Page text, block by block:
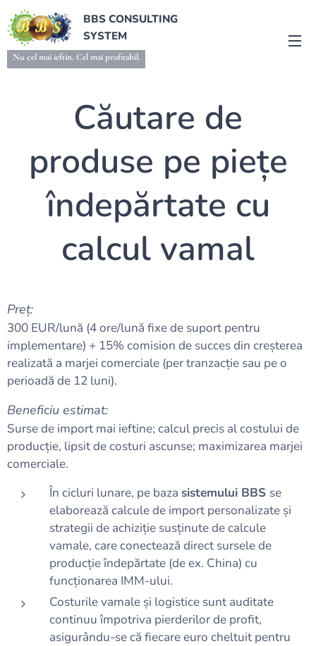
BBS CONSULTING
SYSTEM
Nu cel mai ieftin. Cel mai profitabil.
Căutare de
produse pe piețe
îndepărtate cu
calcul vamal
Preț:
300 EUR/lună (4 ore/lună fixe de suport pentru
implementare) + 15% comision de succes din creșterea
realizată a marjei comerciale (per tranzacție sau pe o
perioadă de 12 luni).
Beneficiu estimat:
Surse de import mai ieftine; calcul precis al costului de
producție, lipsit de costuri ascunse; maximizarea marjei
comerciale.
În cicluri lunare, pe baza sistemului BBS se
elaborează calcule de import personalizate și
strategii de achiziție susținute de calcule
vamale, care conectează direct sursele de
producție îndepărtate (de ex. China) cu
funcționarea IMM-ului.
Costurile vamale și logistice sunt auditate
continuu împotriva pierderilor de profit,
asigurându-se că fiecare euro cheltuit pentru